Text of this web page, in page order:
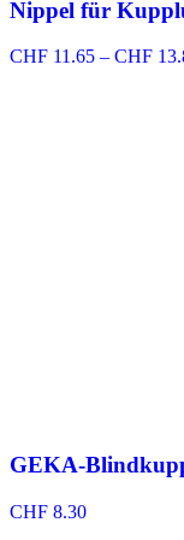
Nippel für
CHF 11.65 – CHF
GEKA-
CHF 8.30